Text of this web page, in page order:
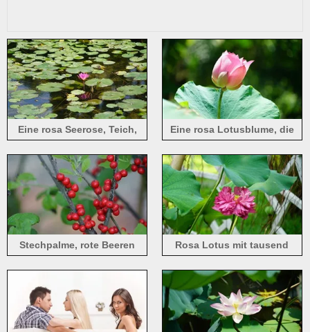
Eine rosa Seerose, Teich,
Eine rosa Lotusblume, die
ist
Stechpalme, rote Beeren
Rosa Lotus mit tausend
Lotusblätter